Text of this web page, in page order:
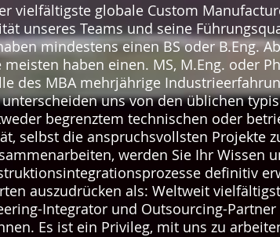
vielfältigste globale Custom
unseres Teams und seine
mindestens einen BS oder B.Eng.
haben einen. MS, M.Eng. oder
des MBA mehrjährige
uns von den üblichen
begrenztem technischen oder
selbst die anspruchsvollsten Projekte
werden Sie Ihr Wissen
definitiv
auszudrücken als: Weltweit
Integrator und Outsourcing-
Es ist ein Privileg, mit uns zu